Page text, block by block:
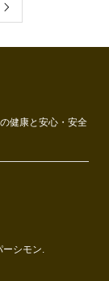

健康と安心・安全
ーシモン.